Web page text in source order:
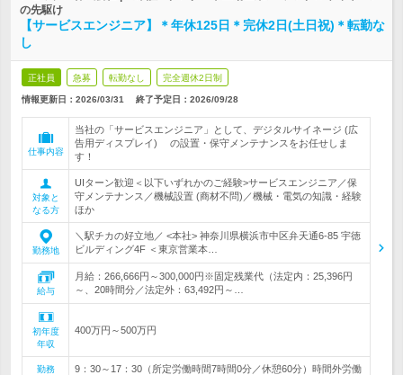
の先駆け
【サービスエンジニア】＊年休125日＊完休2日(土日祝)＊転勤な
し
正社員 急募 転勤なし 完全週休2日制
情報更新日：2026/03/31 終了予定日： 2026/09/28
仕事内容
当社の「サービスエンジニア」として、デジタルサイネージ (広
告用ディスプレイ) の設置・保守メンテナンスをお任せしま
す！
対象と
なる方
UIターン歓迎＜以下いずれかのご経験>サービスエンジニア／保
守メンテナンス／機械設置 (商材不問)／機械・電気の知識・経験
ほか
勤務地
＼駅チカの好立地／ <本社> 神奈川県横浜市中区弁天通6-85 宇徳
ビルディング4F ＜東京営業本…
給与
月給：266,666円～300,000円※固定残業代（法定内：25,396円
～、20時間分／法定外：63,492円～…
初年度
年収
400万円～500万円
勤務
9：30～17：30（所定労働時間7時間0分／休憩60分）時間外労働